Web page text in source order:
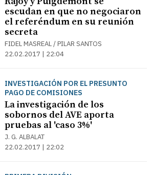
escudan en que no negociaron
el referéndum en su reunión
secreta
FIDEL MASREAL / PILAR SANTOS
22.02.2017 | 22:04
INVESTIGACIÓN POR EL PRESUNTO
PAGO DE COMISIONES
La investigación de los
sobornos del AVE aporta
pruebas al 'caso 3%'
J. G. ALBALAT
22.02.2017 | 22:02